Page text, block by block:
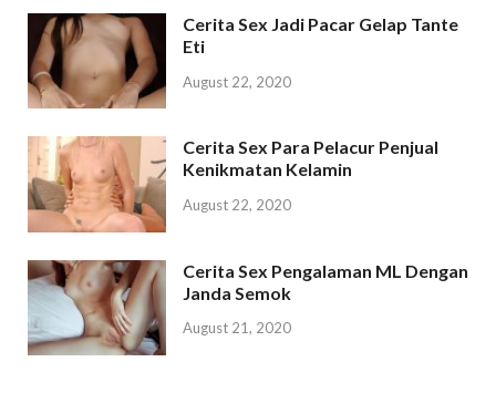
Cerita Sex Jadi Pacar Gelap Tante
Eti
August 22, 2020
Cerita Sex Para Pelacur Penjual
Kenikmatan Kelamin
August 22, 2020
Cerita Sex Pengalaman ML Dengan
Janda Semok
August 21, 2020